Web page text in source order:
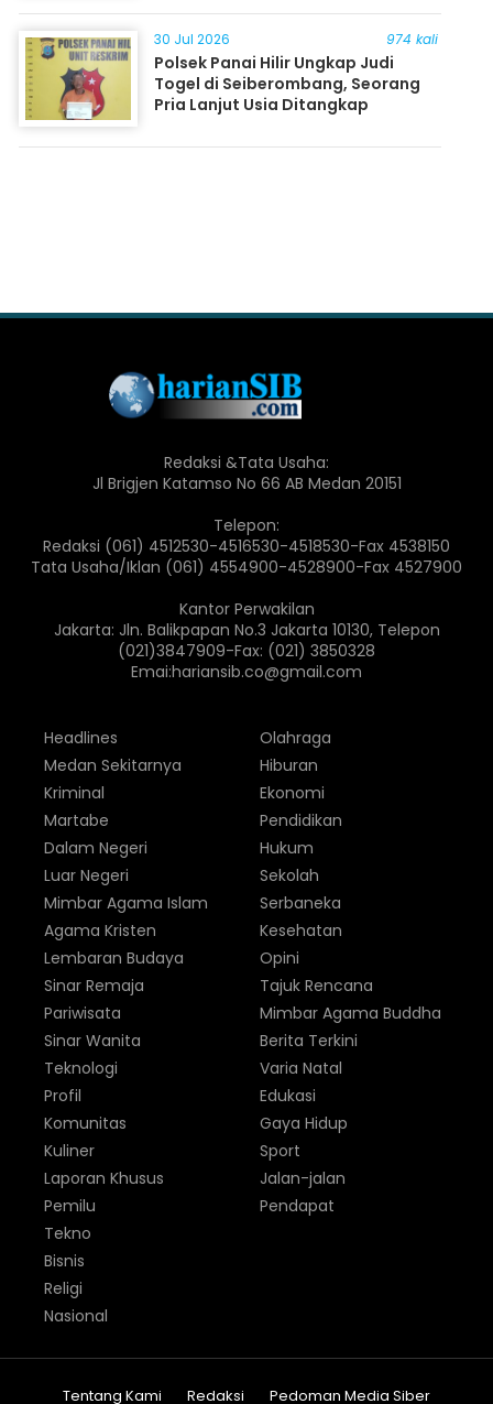
30 Jul 2026 974 kali
Polsek Panai Hilir Ungkap Judi
Togel di Seiberombang, Seorang
Pria Lanjut Usia Ditangkap
Redaksi &Tata Usaha:
Jl Brigjen Katamso No 66 AB Medan 20151
Telepon:
Redaksi (061) 4512530-4516530-4518530-Fax 4538150
Tata Usaha/Iklan (061) 4554900-4528900-Fax 4527900
Kantor Perwakilan
Jakarta: Jln. Balikpapan No.3 Jakarta 10130, Telepon
(021)3847909-Fax: (021) 3850328
Emai:hariansib.co@gmail.com
Headlines
Medan Sekitarnya
Kriminal
Martabe
Dalam Negeri
Luar Negeri
Olahraga
Hiburan
Ekonomi
Pendidikan
Hukum
Sekolah
Mimbar Agama Islam
Agama Kristen
Lembaran Budaya
Sinar Remaja
Pariwisata
Sinar Wanita
Serbaneka
Kesehatan
Opini
Tajuk Rencana
Mimbar Agama Buddha
Berita Terkini
Teknologi
Profil
Komunitas
Kuliner
Laporan Khusus
Pemilu
Varia Natal
Edukasi
Gaya Hidup
Sport
Jalan-jalan
Pendapat
Tekno
Bisnis
Religi
Nasional
Tentang Kami Redaksi Pedoman Media Siber